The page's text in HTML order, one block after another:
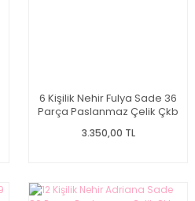
6 Kişilik Nehir Fulya Sade 36
Parça Paslanmaz Çelik Çkb
3.350,00 TL